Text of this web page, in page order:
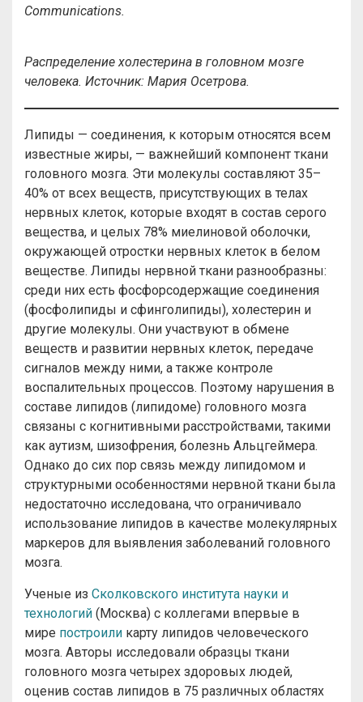
Communications.
Распределение холестерина в головном мозге
человека. Источник: Мария Осетрова.
Липиды — соединения, к которым относятся всем
известные жиры, — важнейший компонент ткани
головного мозга. Эти молекулы составляют 35–
40% от всех веществ, присутствующих в телах
нервных клеток, которые входят в состав серого
вещества, и целых 78% миелиновой оболочки,
окружающей отростки нервных клеток в белом
веществе. Липиды нервной ткани разнообразны:
среди них есть фосфорсодержащие соединения
(фосфолипиды и сфинголипиды), холестерин и
другие молекулы. Они участвуют в обмене
веществ и развитии нервных клеток, передаче
сигналов между ними, а также контроле
воспалительных процессов. Поэтому нарушения в
составе липидов (липидоме) головного мозга
связаны с когнитивными расстройствами, такими
как аутизм, шизофрения, болезнь Альцгеймера.
Однако до сих пор связь между липидомом и
структурными особенностями нервной ткани была
недостаточно исследована, что ограничивало
использование липидов в качестве молекулярных
маркеров для выявления заболеваний головного
мозга.
Ученые из Сколковского института науки и
технологий (Москва) с коллегами впервые в
мире построили карту липидов человеческого
мозга. Авторы исследовали образцы ткани
головного мозга четырех здоровых людей,
оценив состав липидов в 75 различных областях